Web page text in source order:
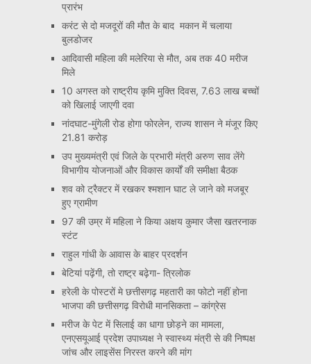
प्रारंभ
करंट से दो मजदूरों की मौत के बाद मकान में चलाया
बुलडोजर
आदिवासी महिला की मलेरिया से मौत, अब तक 40 मरीज
मिले
10 अगस्त को राष्ट्रीय कृमि मुक्ति दिवस, 7.63 लाख बच्चों
को खिलाई जाएगी दवा
नांदघाट-मुंगेली रोड होगा फोरलेन, राज्य शासन ने मंजूर किए
21.81 करोड़
उप मुख्यमंत्री एवं जिले के प्रभारी मंत्री अरुण साव लेंगे
विभागीय योजनाओं और विकास कार्यों की समीक्षा बैठक
शव को ट्रैक्टर में रखकर श्मशान घाट ले जाने को मजबूर
हुए ग्रामीण
97 की उम्र में महिला ने किया अक्षय कुमार जैसा खतरनाक
स्टंट
राहुल गांधी के आवास के बाहर प्रदर्शन
बेटियां पढ़ेंगी, तो राष्ट्र बढ़ेगा- त्रिलोक
हरेली के पोस्टरों मे छत्तीसगढ़ महतारी का फोटो नहीं होना
भाजपा की छत्तीसगढ़ विरोधी मानसिकता – कांग्रेस
मरीज के पेट में सिलाई का धागा छोड़ने का मामला,
एनएसयूआई प्रदेश उपाध्यक्ष ने स्वास्थ्य मंत्री से की निष्पक्ष
जांच और लाइसेंस निरस्त करने की मांग